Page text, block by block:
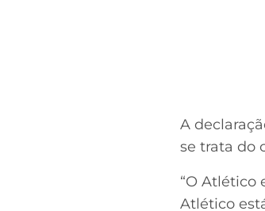
A
se trata do
“O Atlético
Atlético